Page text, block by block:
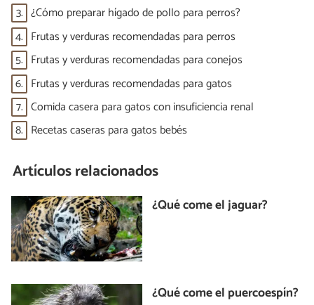
3. ¿Cómo preparar hígado de pollo para perros?
4. Frutas y verduras recomendadas para perros
5. Frutas y verduras recomendadas para conejos
6. Frutas y verduras recomendadas para gatos
7. Comida casera para gatos con insuficiencia renal
8. Recetas caseras para gatos bebés
Artículos relacionados
¿Qué come el jaguar?
¿Qué come el puercoespín?